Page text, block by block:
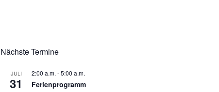
Nächste Termine
JULI
31
2:00 a.m. -5:00 a.m.
Ferienprogramm